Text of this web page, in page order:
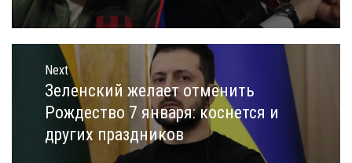
Next
Next
post:
Зеленский желает отменить
Рождество 7 января: коснется и
других праздников